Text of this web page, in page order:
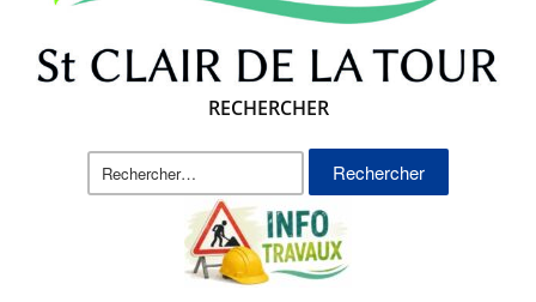
RECHERCHER
Rechercher :